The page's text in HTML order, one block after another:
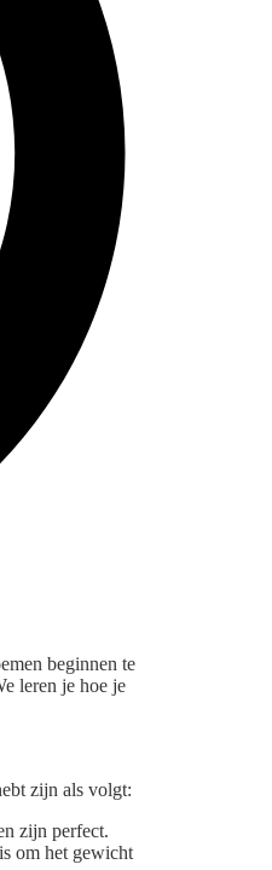
beginnen te
leren je hoe je
zijn als volgt:
zijn perfect.
om het gewicht